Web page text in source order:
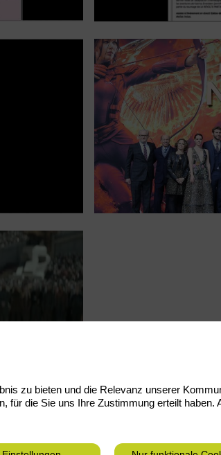
00:12
zu bieten und die Relevanz unserer
für die Sie uns Ihre Zustimmung erteilt haben.